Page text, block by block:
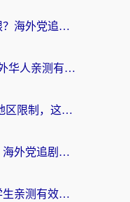
央视影音当前地区版权受限？海外党追剧看片的终极解决方案来了
交管12123国外能用吗？海外华人亲测有效的回国加速器选择指南
海外党必看：破解CCTV5地区限制，这样看欧洲杯奥运直播才够爽！
优酷缓存视频国外能看吗？海外党追剧看片的终极解决方案来了
海外怎么看优酷视频？留学生亲测有效的回国加速器选择指南